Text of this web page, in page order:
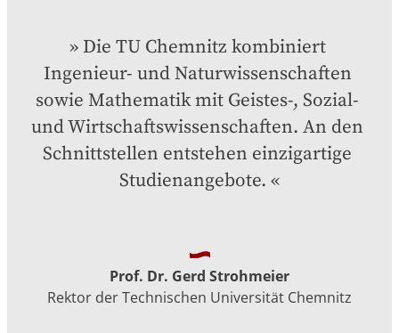
Die TU Chemnitz kombiniert
Ingenieur- und Naturwissenschaften
sowie Mathematik mit Geistes-, Sozial-
und Wirtschaftswissenschaften. An den
Schnittstellen entstehen einzigartige
Studienangebote.
Prof. Dr. Gerd Strohmeier
Rektor der Technischen Universität Chemnitz